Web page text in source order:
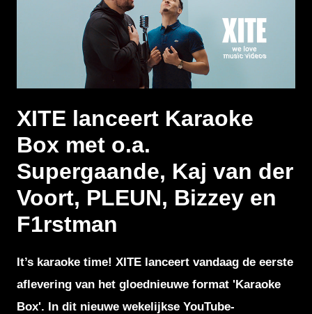
XITE lanceert Karaoke
Box met o.a.
Supergaande, Kaj van der
Voort, PLEUN, Bizzey en
F1rstman
It’s karaoke time! XITE lanceert vandaag de eerste
aflevering van het gloednieuwe format 'Karaoke
Box'. In dit nieuwe wekelijkse YouTube-